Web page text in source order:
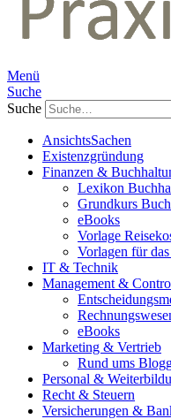
Menü
Suche
Suche
AnsichtsSachen
Existenzgründung
Finanzen &
Lexikon
Grundkurs
eBooks
Vorlage
Vorlagen für
IT & Technik
Management &
eBooks
Marketing & Vertrieb
Rund ums
Personal &
Recht & Steuern
Versicherungen &